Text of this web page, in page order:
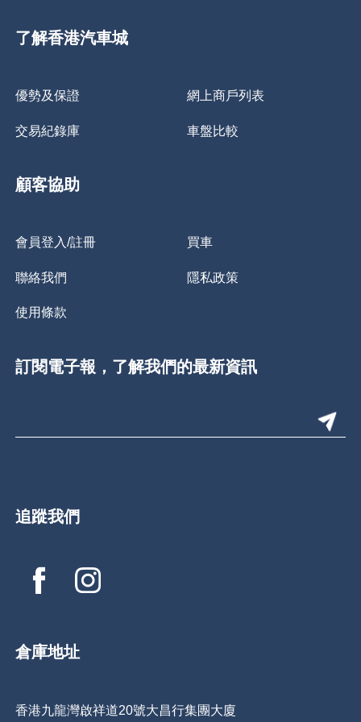
了解香港汽車城
優勢及保證 網上商戶列表
交易紀錄庫 車盤比較
顧客協助
會員登入/註冊 買車
聯絡我們 隱私政策
使用條款
訂閱電子報，了解我們的最新資訊
追蹤我們
倉庫地址
香港九龍灣啟祥道20號大昌行集團大廈